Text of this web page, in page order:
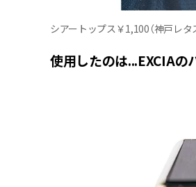
シアートップス￥1,100（神戸レタ
使用したのは...EXCIAの